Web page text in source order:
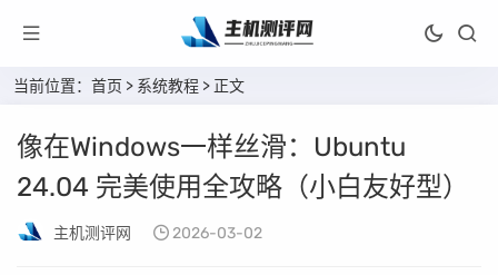
当前位置： 首页 > 系统教程 > 正文
像在Windows一样丝滑：Ubuntu
24.04 完美使用全攻略（小白友好型）
主机测评网 2026-03-02